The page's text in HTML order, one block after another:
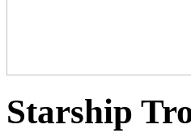
Starship